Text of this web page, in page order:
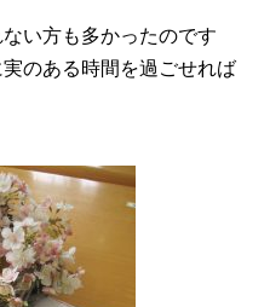
い方も多かったのです
のある時間を過ごせれば